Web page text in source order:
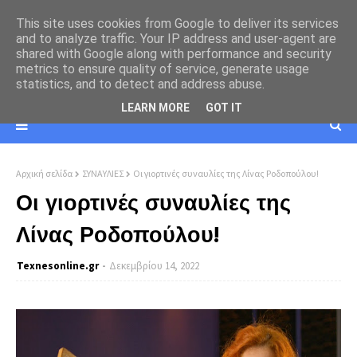
Αρχική σελίδα ΣΥΝΑΥΛΙΕΣ Οι γιορτινές συναυλίες της Λίνας Ροδοπούλου!
Οι γιορτινές συναυλίες της
Λίνας Ροδοπούλου!
Texnesοnline.gr Δεκεμβρίου 14, 2022
This site uses cookies from Google to deliver its services
and to analyze traffic. Your IP address and user-agent are
shared with Google along with performance and security
metrics to ensure quality of service, generate usage
statistics, and to detect and address abuse.
LEARN MORE GOT IT